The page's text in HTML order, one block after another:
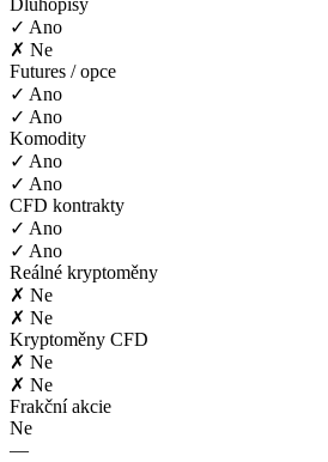
Dluhopisy
✓ Ano
✗ Ne
Futures / opce
✓ Ano
✓ Ano
Komodity
✓ Ano
✓ Ano
CFD kontrakty
✓ Ano
✓ Ano
Reálné kryptoměny
✗ Ne
✗ Ne
Kryptoměny CFD
✗ Ne
✗ Ne
Frakční akcie
Ne
—